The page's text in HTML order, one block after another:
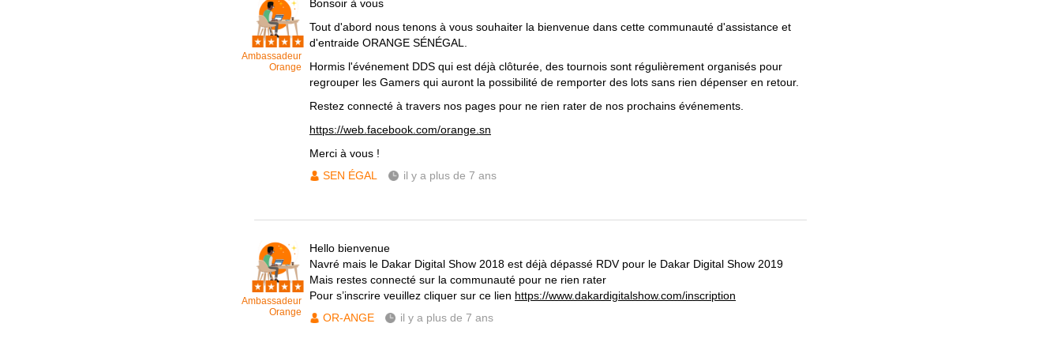
Ambassadeur
Orange
Bonsoir à vous
Tout d'abord nous tenons à vous souhaiter la bienvenue dans cette communauté d'assistance et
d'entraide ORANGE SÉNÉGAL.
Hormis l'événement DDS qui est déjà clôturée, des tournois sont régulièrement organisés pour
regrouper les Gamers qui auront la possibilité de remporter des lots sans rien dépenser en retour.
Restez connecté à travers nos pages pour ne rien rater de nos prochains événements.
https://web.facebook.com/orange.sn
Merci à vous !
SEN ÉGAL
il y a plus de 7 ans
Ambassadeur
Orange
Hello bienvenue
Navré mais le Dakar Digital Show 2018 est déjà dépassé RDV pour le Dakar Digital Show 2019
Mais restes connecté sur la communauté pour ne rien rater
Pour s’inscrire veuillez cliquer sur ce lien https://www.dakardigitalshow.com/inscription
OR-ANGE
il y a plus de 7 ans